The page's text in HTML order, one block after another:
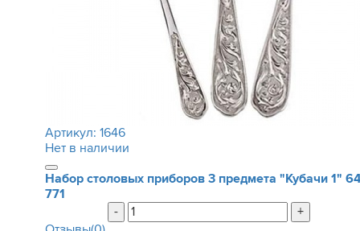
Артикул: 1646
Нет в наличии
Набор столовых приборов 3 предмета "Кубачи 1"
771
-
+